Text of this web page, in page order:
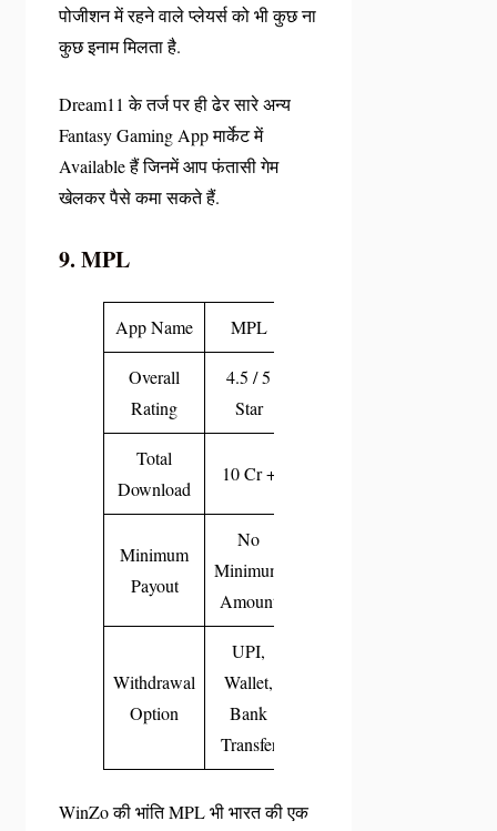
पोजीशन में रहने वाले प्लेयर्स को भी कुछ ना
कुछ इनाम मिलता है.
Dream11 के तर्ज पर ही ढेर सारे अन्य
Fantasy Gaming App मार्केट में
Available हैं जिनमें आप फंतासी गेम
खेलकर पैसे कमा सकते हैं.
9. MPL
App Name MPL
Overall
Rating
4.5 / 5
Star
Total
Download
10 Cr +
Minimum
Payout
No
Minimum
Amount
Withdrawal
Option
UPI,
Wallet,
Bank
Transfer
WinZo की भांति MPL भी भारत की एक